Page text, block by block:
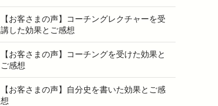
【お客さまの声】コーチングレクチャーを受
講した効果とご感想
【お客さまの声】コーチングを受けた効果と
ご感想
【お客さまの声】自分史を書いた効果とご感
想